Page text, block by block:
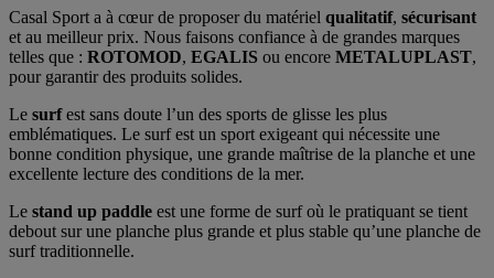
Casal Sport a à cœur de proposer du matériel qualitatif, sécurisant
et au meilleur prix. Nous faisons confiance à de grandes marques
telles que : ROTOMOD, EGALIS ou encore METALUPLAST,
pour garantir des produits solides.
Le surfest sans doute l’un des sports de glisse les plus
emblématiques. Le surf est un sport exigeant qui nécessite une
bonne condition physique, une grande maîtrise de la planche et une
excellente lecture des conditions de la mer.
Le stand up paddle est une forme de surf où le pratiquant se tient
debout sur une planche plus grande et plus stable qu’une planche de
surf traditionnelle.